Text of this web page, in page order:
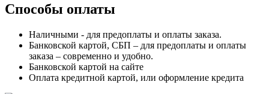
Способы оплаты
Наличными - для предоплаты и оплаты заказа.
Банковской картой, СБП – для предоплаты и оплаты
заказа – современно и удобно.
Банковской картой на сайте
Оплата кредитной картой, или оформление кредита